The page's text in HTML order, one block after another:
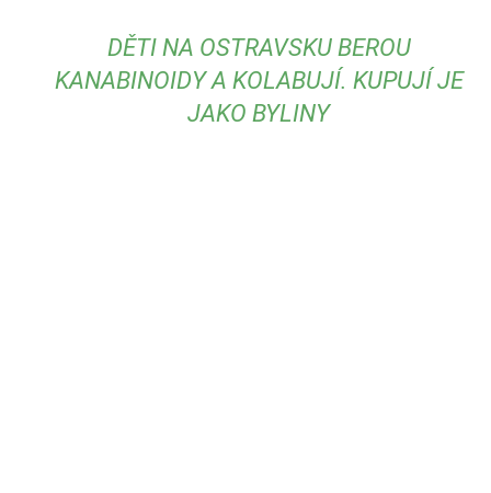
DĚTI NA OSTRAVSKU BEROU
KANABINOIDY A KOLABUJÍ. KUPUJÍ JE
JAKO BYLINY